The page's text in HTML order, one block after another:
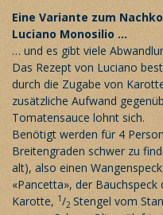
Eine Variante zum
Luciano Monosilio …
… und es gibt viele
Das Rezept von Luciano
durch die Zugabe von
zusätzliche Aufwand
Tomatensauce lohnt sich.
Benötigt werden für 4
Breitengraden schwer zu
alt), also einen
«Pancetta», der
Karotte, 1/2 Stengel vom